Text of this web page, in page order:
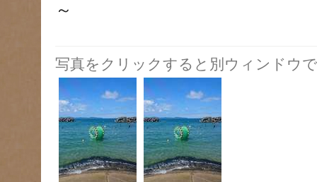
～
写真をクリックすると別ウィンドウ